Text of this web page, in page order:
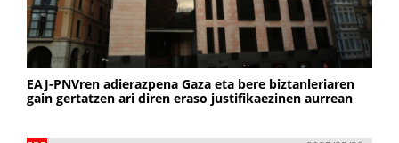
EAJ-PNVren adierazpena Gaza eta bere biztanleriaren
gain gertatzen ari diren eraso justifikaezinen aurrean